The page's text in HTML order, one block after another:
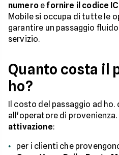
numeroefornire il codice
Mobile si occupa di tutte le
garantire un passaggio
servizio.
Quanto costa il
ho?
Il costo del passaggio ad
all'operatore di provenienza.
attivazione:
per i clienti che